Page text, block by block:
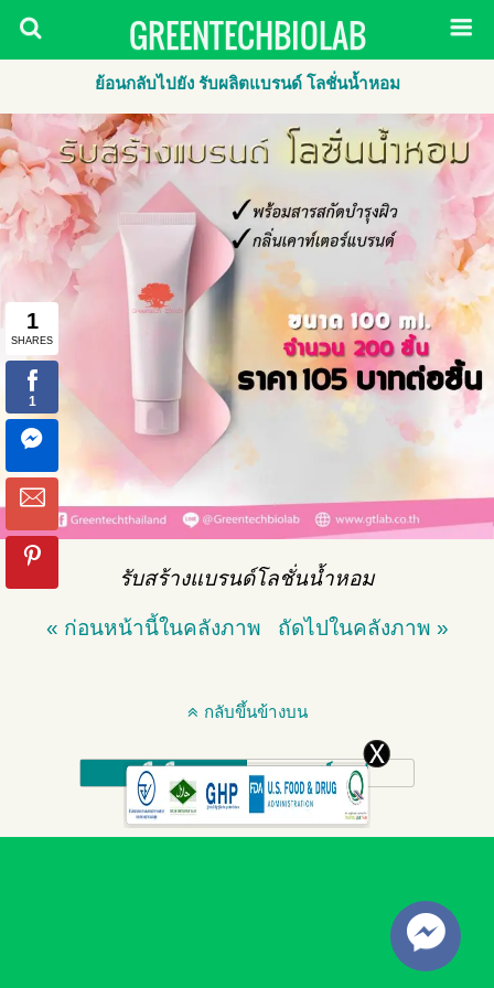
GREENTECHBIOLAB
ย้อนกลับไปยัง รับผลิตแบรนด์ โลชั่นน้ำหอม
รับสร้างแบรนด์โลชั่นน้ำหอม
« ก่อนหน้านี้ในคลังภาพ ถัดไปในคลังภาพ »
กลับขึ้นข้างบน
มือถือ เดสก์ทอป